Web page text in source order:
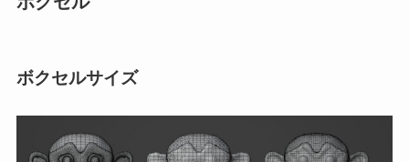
ボクセルサイズ